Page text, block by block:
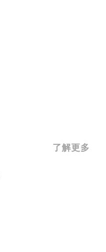
了解更多